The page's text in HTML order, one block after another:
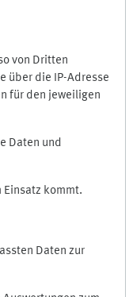
von Dritten
über die IP-Adresse
für den jeweiligen
Daten und
kommt.
Daten zur